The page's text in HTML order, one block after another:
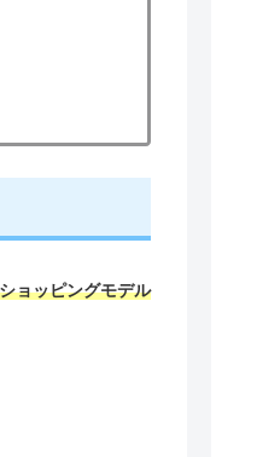
ョッピングモデル